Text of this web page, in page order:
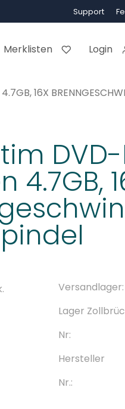
Support
Merklisten Login
16X
DVD-
4.7GB,
Versandlager:
Lager
Nr:
Hersteller
Nr.: